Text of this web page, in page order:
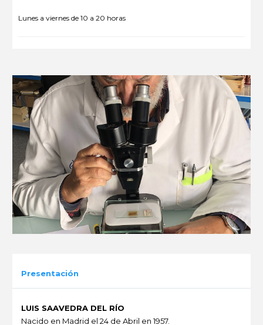
Lunes a viernes de 10 a 20 horas
Presentación
LUIS SAAVEDRA DEL RÍO
Nacido en Madrid el 24 de Abril en 1957.